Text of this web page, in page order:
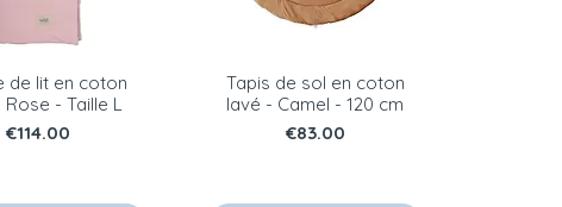
de lit en coton
Rose - Taille L
Price
€114.00
Tapis de sol en coton
lavé - Camel - 120 cm
Price
€83.00